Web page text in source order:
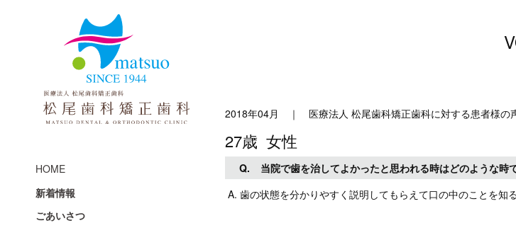
HOME
新着情報
ごあいさつ
2018年04月 ｜ 医療法人 松尾歯科矯正歯科に対する患者様の
27歳 女性
Q.
当院で歯を治してよかったと思われる時はどのような時
A. 歯の状態を分かりやすく説明してもらえて口の中のことを知